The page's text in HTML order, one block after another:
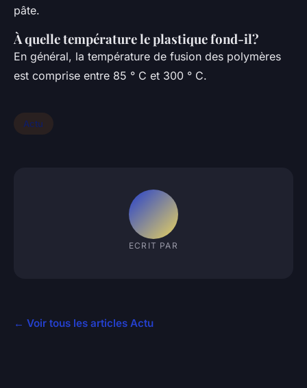
pâte.
À quelle température le plastique fond-il?
En général, la température de fusion des polymères
est comprise entre 85 ° C et 300 ° C.
Actu
ECRIT PAR
← Voir tous les articles Actu